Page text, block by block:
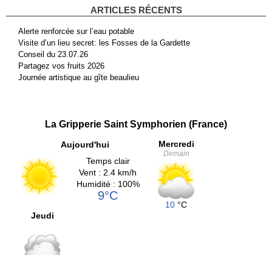
ARTICLES RÉCENTS
Alerte renforcée sur l’eau potable
Visite d’un lieu secret: les Fosses de la Gardette
Conseil du 23.07.26
Partagez vos fruits 2026
Journée artistique au gîte beaulieu
La Gripperie Saint Symphorien (France)
Aujourd'hui
Temps clair
Vent : 2.4 km/h
Humidité : 100%
9°C
Mercredi
Demain
10 °C
Jeudi